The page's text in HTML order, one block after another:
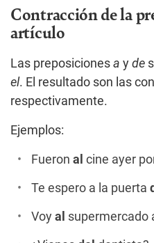
Contracción de la
artículo
Las preposiciones a y de
el. El resultado son las
respectivamente.
Ejemplos:
Fueron al cine ayer
Te espero a la puerta
Voy al supermercado